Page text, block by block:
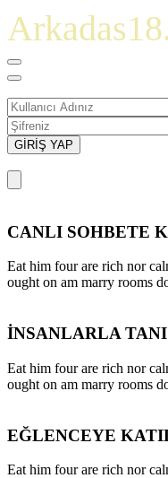
GİRİŞ YAP
CANLI SOHBETE
Eat him four are rich nor
ought on am marry rooms
İNSANLARLA
Eat him four are rich nor
ought on am marry rooms
EĞLENCEYE
Eat him four are rich nor